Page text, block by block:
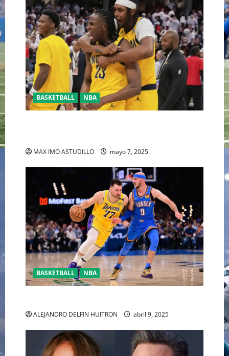
BASKETBALL NBA
MAX IMO ASTUDILLO mayo 7, 2025
BASKETBALL NBA
ALEJANDRO DELFIN HUITRON abril 9, 2025